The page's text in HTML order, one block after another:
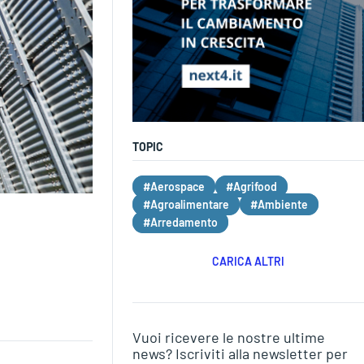
TOPIC
#Aerospace
#Agrifood
#Agroalimentare
#Ambiente
#Arredamento
CARICA ALTRI
Vuoi ricevere le nostre ultime
news? Iscriviti alla newsletter per